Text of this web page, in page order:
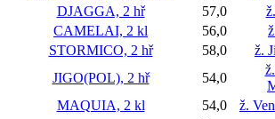
DJAGGA, 2 hř 57,0
CAMELAI, 2 kl 56,0
STORMICO, 2 hř 58,0
ž.
JIGO(POL), 2 hř 54,0
MAQUIA, 2 kl 54,0
ž.